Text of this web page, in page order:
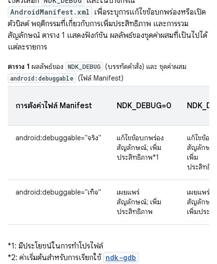
AndroidManifest.xml เพื่อระบุการแก้ไขข้อบกพร่องหรือเปิด
ตัวบิลด์ พฤติกรรมที่เกี่ยวกับการเพิ่มประสิทธิภาพ และการรวม
สัญลักษณ์ ตาราง 1 แสดงฟังก์ชัน ผลลัพธ์ของชุดค่าผสมที่เป็นไปได้
แต่ละรายการ
ตาราง 1 ผลลัพธ์ของ NDK_DEBUG (บรรทัดคำสั่ง) และ ชุดค่าผสม
android:debuggable (ไฟล์ Manifest)
การตั้งค่าไฟล์ Manifest NDK_DEBUG=0
android:debuggable="จริง"
แก้ไขข้อบกพร่อง
สัญลักษณ์; เพิ่ม
ประสิทธิภาพ*1
แก้ไขข้อบ
สัญลักษณ์;
เพิ่ม
ประสิทธิภ
android:debuggable="เท็จ"
เผยแพร่
สัญลักษณ์; เพิ่ม
ประสิทธิภาพ
เผยแพร่
สัญลักษณ์;
เพิ่มประสิ
*1: มีประโยชน์ในการทำโปรไฟล์
*2: ค่าเริ่มต้นสำหรับการเรียกใช้ ndk-gdb